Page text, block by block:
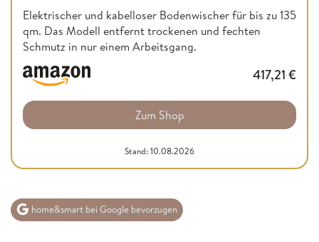
Elektrischer und kabelloser Bodenwischer für bis zu 135
qm. Das Modell entfernt trockenen und fechten
Schmutz in nur einem Arbeitsgang.
417,21 €
Zum Shop
Stand: 10.08.2026
home&smart bei Google bevorzugen